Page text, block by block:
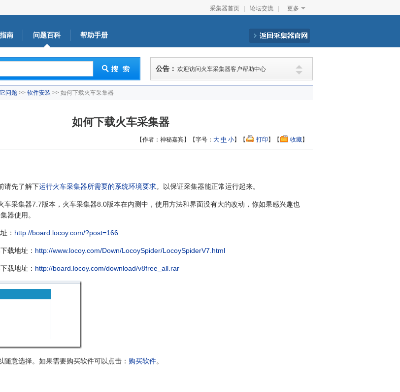
采集器首页 论坛交流 更多
南 问题百科 帮助手册
公告： 欢迎访问火车采集器客户帮助中心
问题 >> 软件安装 >> 如何下载火车采集器
如何下载火车采集器
【作者：神秘嘉宾】【字号： 大 中 小】【 打印 】【 收藏】
请先了解下运行火车采集器所需要的系统环境要求。以保证采集器能正常运行起来。
车采集器7.7版本，火车采集器8.0版本在内测中，使用方法和界面没有大的改动，你如果感兴趣也
器使用。
： http://board.locoy.com/?post=166
载地址： http://www.locoy.com/Down/LocoySpider/LocoySpiderV7.html
载地址： http://board.locoy.com/download/v8free_all.rar
随意选择。如果需要购买软件可以点击： 购买软件。